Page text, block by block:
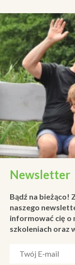
Newsletter
Bądź na bieżąco!
naszego
informować cię o
szkoleniach oraz